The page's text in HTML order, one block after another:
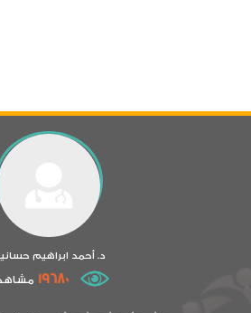
د. أحمد ابراهيم
19680